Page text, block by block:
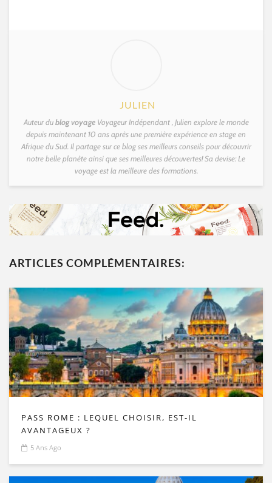
JULIEN
Auteur dublog voyageVoyageur Indépendant , Julien explore le monde
depuis maintenant 10 ans après une première expérience en stage en
Afrique du Sud. Il partage sur ce blog ses meilleurs conseils pour découvrir
notre belle planète ainsi que ses meilleures découvertes! Sa devise: Le
voyage est la meilleure des formations.
ARTICLES COMPLÉMENTAIRES:
PASS ROME : LEQUEL CHOISIR, EST-IL
AVANTAGEUX ?
5 Ans Ago